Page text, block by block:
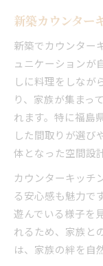
新築カウンター
新築でカウンター
ュニケーションが
しに料理をしなが
り、家族が集まっ
れます。特に福島
した間取りが選び
体となった空間設
カウンターキッチ
る安心感も魅力で
遊んでいる様子を
れるため、家族と
は、家族の絆を自